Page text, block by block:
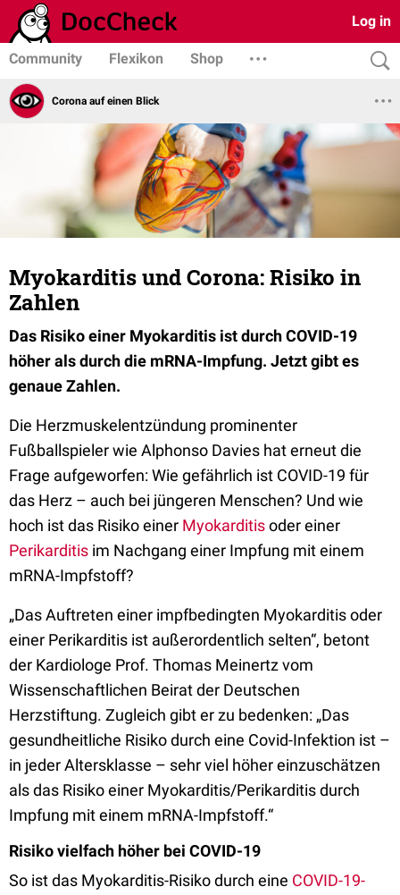
Log in
Community Flexikon Shop
Corona auf einen Blick
Myokarditis und Corona: Risiko in
Zahlen
Das Risiko einer Myokarditis ist durch COVID-19
höher als durch die mRNA-Impfung. Jetzt gibt es
genaue Zahlen.
Die Herzmuskelentzündung prominenter
Fußballspieler wie Alphonso Davies hat erneut die
Frage aufgeworfen: Wie gefährlich ist COVID-19 für
das Herz – auch bei jüngeren Menschen? Und wie
hoch ist das Risiko einer Myokarditisoder einer
Perikarditis im Nachgang einer Impfung mit einem
mRNA-Impfstoff?
„Das Auftreten einer impfbedingten Myokarditis oder
einer Perikarditis ist außerordentlich selten“, betont
der Kardiologe Prof. Thomas Meinertz vom
Wissenschaftlichen Beirat der Deutschen
Herzstiftung. Zugleich gibt er zu bedenken: „Das
gesundheitliche Risiko durch eine Covid-Infektion ist –
in jeder Altersklasse – sehr viel höher einzuschätzen
als das Risiko einer Myokarditis/Perikarditis durch
Impfung mit einem mRNA-Impfstoff.“
Risiko vielfach höher bei COVID-19
So ist das Myokarditis-Risiko durch eine COVID-19-